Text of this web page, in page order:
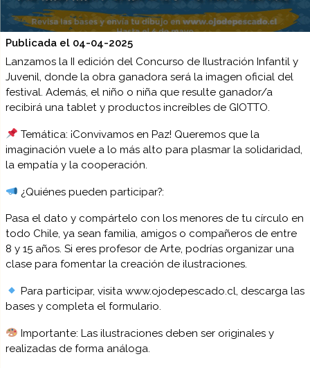
Publicada el 04-04-2025
Lanzamos la II edición del Concurso de Ilustración Infantil y
Juvenil, donde la obra ganadora será la imagen oficial del
festival. Además, el niño o niña que resulte ganador/a
recibirá una tablet y productos increíbles de GIOTTO.
Temática: ¡Convivamos en Paz! Queremos que la
imaginación vuele a lo más alto para plasmar la solidaridad,
la empatía y la cooperación.
¿Quiénes pueden participar?:
Pasa el dato y compártelo con los menores de tu círculo en
todo Chile, ya sean familia, amigos o compañeros de entre
8 y 15 años. Si eres profesor de Arte, podrías organizar una
clase para fomentar la creación de ilustraciones.
Para participar, visita www.ojodepescado.cl, descarga las
bases y completa el formulario.
Importante: Las ilustraciones deben ser originales y
realizadas de forma análoga.